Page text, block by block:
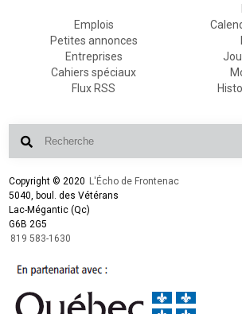
Emplois
Petites annonces
Entreprises
Cahiers spéciaux
Flux RSS
Copyright © 2020 L'Écho de Frontenac
5040, boul. des Vétérans
Lac-Mégantic (Qc)
G6B 2G5
819 583-1630